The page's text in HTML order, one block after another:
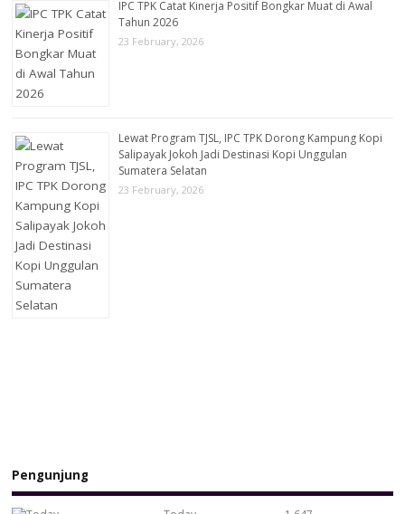
IPC TPK Catat Kinerja Positif Bongkar Muat di Awal
Tahun 2026
23 February, 2026
Lewat Program TJSL, IPC TPK Dorong Kampung Kopi
Salipayak Jokoh Jadi Destinasi Kopi Unggulan
Sumatera Selatan
23 February, 2026
Pengunjung